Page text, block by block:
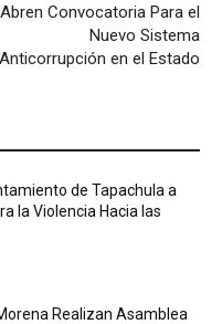
Abren Convocatoria Para el
Nuevo Sistema
Anticorrupción en el Estado
de Tapachula a
la Violencia Hacia las
Realizan Asamblea